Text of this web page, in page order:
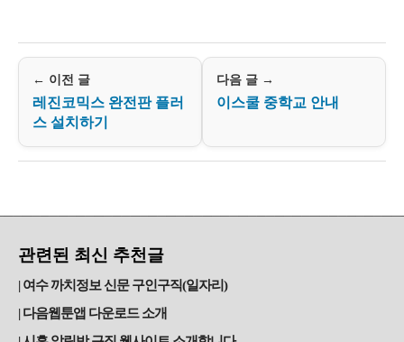
← 이전 글
레진코믹스 완전판 플러
스 설치하기
다음 글 →
이스쿨 중학교 안내
관련된 최신 추천글
여수 까치정보 신문 구인구직(일자리)
다음웹툰앱 다운로드 소개